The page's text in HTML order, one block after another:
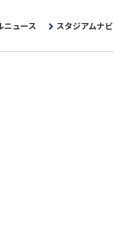
ニュース スタジアムナビ